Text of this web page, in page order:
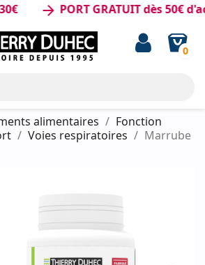
PORT GRATUIT dès 50€
0
alimentaires
Fonction
Voies respiratoires
Marrube